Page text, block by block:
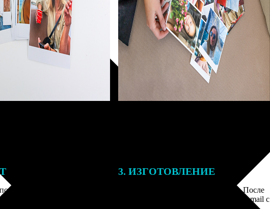
заказа к печати
могут связаться с Вами
3. ИЗГОТОВЛЕНИЕ
Оплатите заказ банковской картой. После
оплаты получите подтверждение на email с